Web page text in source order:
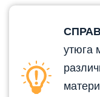
утюга